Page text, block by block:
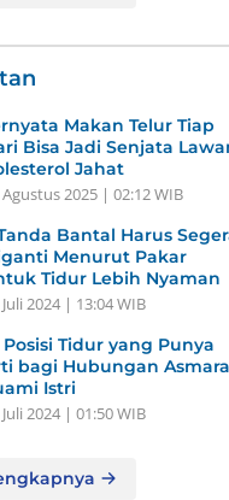
Makan Telur Tiap
Bisa Jadi Senjata
Jahat
Agustus 2025 | 02:12 WIB
Bantal Harus
Menurut Pakar
Tidur Lebih Nyaman
2024 | 13:04 WIB
Posisi Tidur yang Punya
bagi Hubungan Asmara
Istri
Juli 2024 | 01:50 WIB